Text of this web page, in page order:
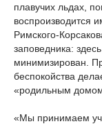
плавучих льдах,
воспроизводится
Римского-
заповедника:
минимизирован.
беспокойства
«родильным
«Мы принимаем